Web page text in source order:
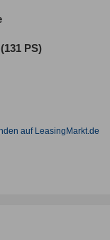
PS)
auf LeasingMarkt.de